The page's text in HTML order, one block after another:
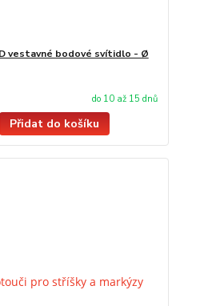
vestavné bodové svítidlo - Ø
do 10 až 15 dnů
Přidat do košíku